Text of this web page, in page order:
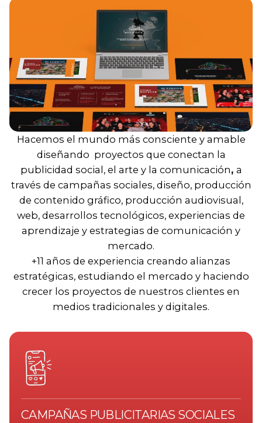
Hacemos el mundo más consciente y amable
diseñando proyectos que conectan la
publicidad social, el arte y la comunicación, a
través de campañas sociales, diseño, producción
de contenido gráfico, producción audiovisual,
web, desarrollos tecnológicos, experiencias de
aprendizaje y estrategias de comunicación y
mercado.
+11 años de experiencia creando alianzas
estratégicas, estudiando el mercado y haciendo
crecer los proyectos de nuestros clientes en
medios tradicionales y digitales.
CAMPAÑAS PUBLICITARIAS SOCIALES